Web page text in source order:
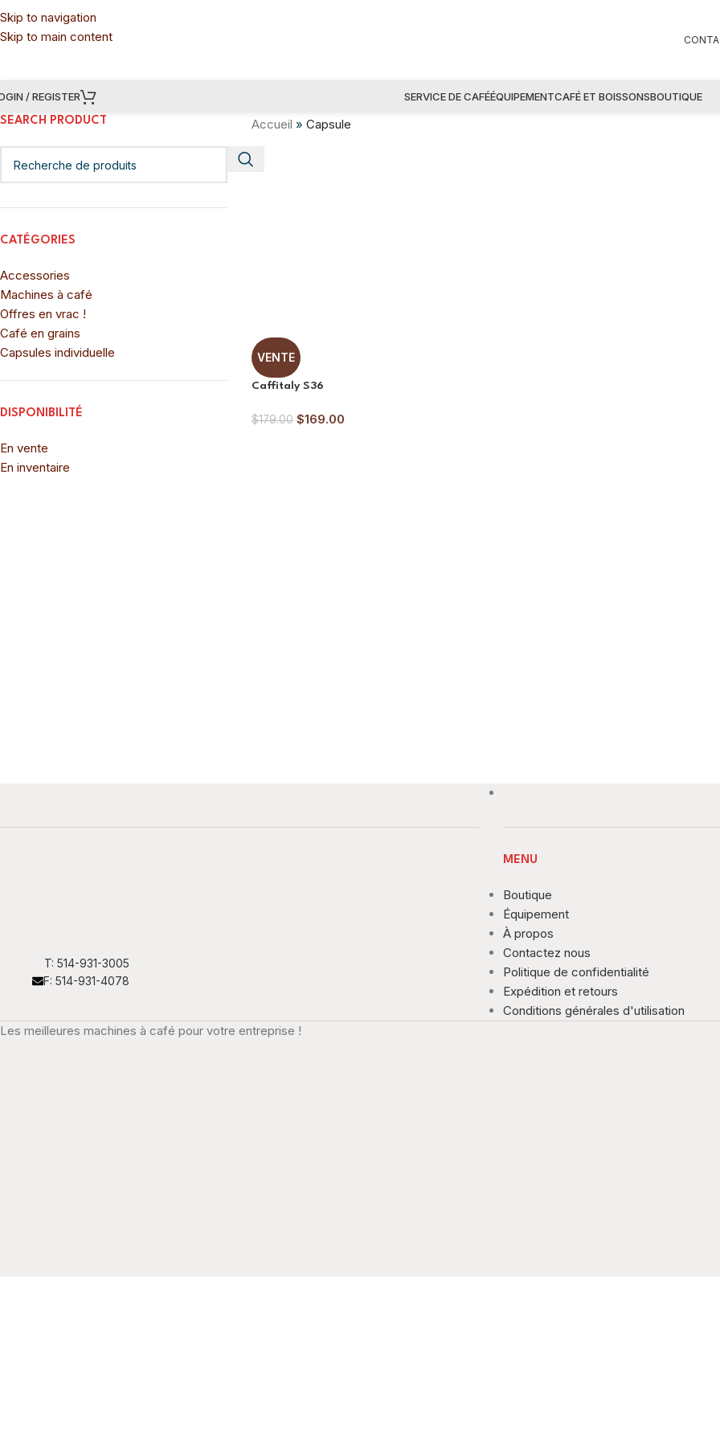
Skip to navigation
Skip to main content
/ REGISTER SERVICE DE CAFÉÉQUIPEMENTCAFÉ ET BOISSONSBOUTIQUE
SEARCH PRODUCT
CATÉGORIES
Accessories
Machines à café
Offres en vrac !
Café en grains
Capsules individuelle
DISPONIBILITÉ
En vente
En inventaire
Accueil » Capsule
VENTE
Caffitaly S36
$179.00 $169.00
T: 514-931-3005
F: 514-931-4078
MENU
Boutique
Équipement
À propos
Contactez nous
Politique de confidentialité
Expédition et retours
Conditions générales d'utilisation
Les meilleures machines à café pour votre entreprise !